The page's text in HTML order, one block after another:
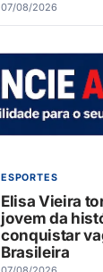
07/08/2026
ESPORTES
Elisa Vieira
jovem da
conquistar
Brasileira